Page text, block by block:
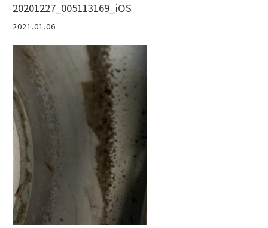
20201227_005113169_iOS
2021.01.06